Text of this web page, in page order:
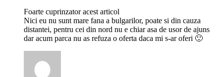
Foarte cuprinzator acest articol
Nici eu nu sunt mare fana a bulgarilor, poate si din cauza
distantei, pentru cei din nord nu e chiar asa de usor de ajuns
dar acum parca nu as refuza o oferta daca mi s-ar oferi 🙂